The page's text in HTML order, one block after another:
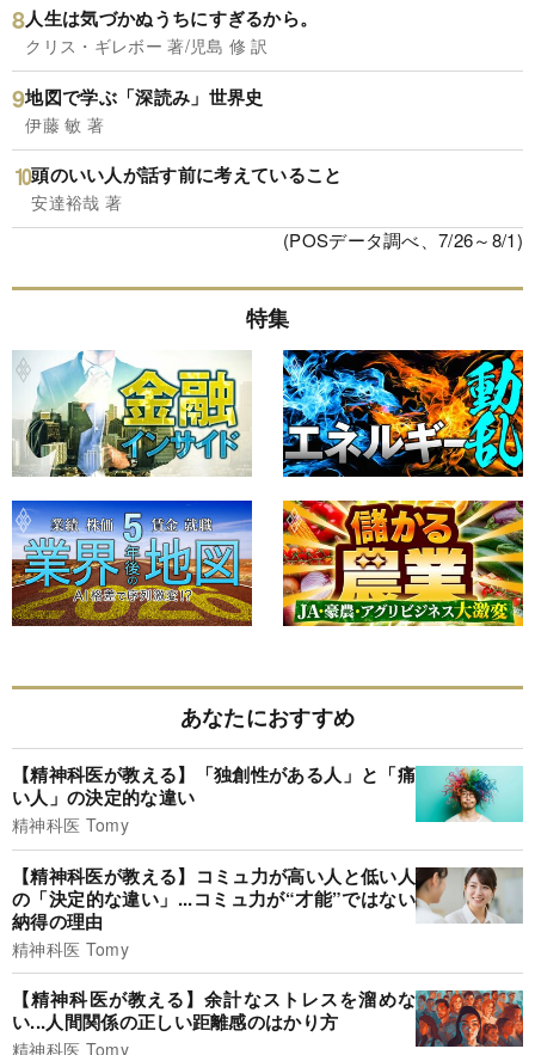
人生は気づかぬうちにすぎるから。
クリス・ギレボー 著/児島 修 訳
地図で学ぶ「深読み」世界史
伊藤 敏 著
頭のいい人が話す前に考えていること
安達裕哉 著
(POSデータ調べ、7/26～8/1)
特集
あなたにおすすめ
【精神科医が教える】「独創性がある人」と「痛
い人」の決定的な違い
精神科医 Tomy
【精神科医が教える】コミュ力が高い人と低い人
の「決定的な違い」...コミュ力が“才能”ではない
納得の理由
精神科医 Tomy
【精神科医が教える】余計なストレスを溜めな
い...人間関係の正しい距離感のはかり方
精神科医 Tomy